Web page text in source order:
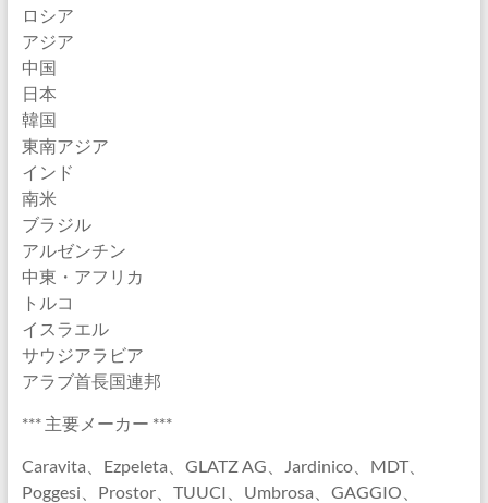
ロシア
アジア
中国
日本
韓国
東南アジア
インド
南米
ブラジル
アルゼンチン
中東・アフリカ
トルコ
イスラエル
サウジアラビア
アラブ首長国連邦
*** 主要メーカー ***
Caravita、Ezpeleta、GLATZ AG、Jardinico、MDT、
Poggesi、Prostor、TUUCI、Umbrosa、GAGGIO、